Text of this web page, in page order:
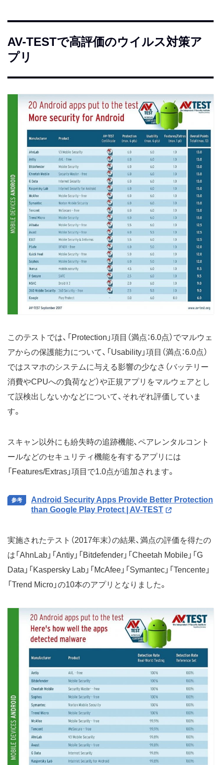
AV-TESTで高評価のウイルス対策ア
プリ
このテストでは、「Protection」項目（満点：6.0点）でマルウェ
アからの保護能力について、「Usability」項目（満点：6.0点）
ではスマホのシステムに与える影響の少なさ（バッテリー
消費やCPUへの負荷など）や正規アプリをマルウェアとし
て誤検出しないかなどについて、それぞれ評価していま
す。
スキャン以外にも紛失時の追跡機能、ペアレンタルコント
ールなどのセキュリティ機能を有するアプリには
「Features/Extras」項目で1.0点が追加されます。
Android Security Apps Provide Better Protection
than Google Play Protect | AV-TEST
実施されたテスト（2017年末）の結果、満点の評価を得たの
は「AhnLab」「Antiy」「Bitdefender」「Cheetah Mobile」「G
Data」「Kaspersky Lab」「McAfee」「Symantec」「Tencente」
「Trend Micro」の10本のアプリとなりました。